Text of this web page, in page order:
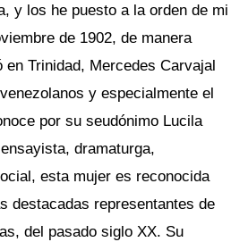
y los he puesto a la orden de mi
de 1902, de manera
Trinidad, Mercedes Carvajal
y especialmente el
por su seudónimo Lucila
dramaturga,
esta mujer es reconocida
destacadas representantes de
del pasado siglo XX. Su